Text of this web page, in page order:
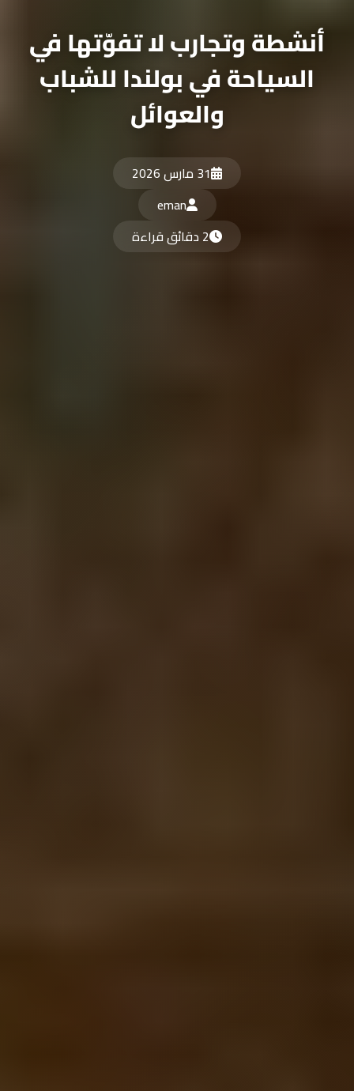
أنشطة وتجارب لا تفوّتها في
السياحة في بولندا للشباب
والعوائل
31 مارس 2026
eman
2 دقائق قراءة